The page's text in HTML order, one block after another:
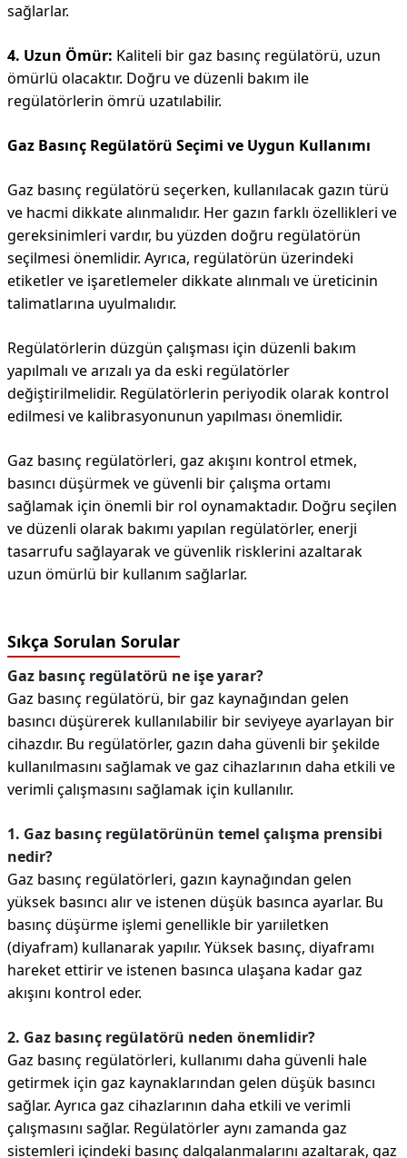
sağlarlar.
4. Uzun Ömür: Kaliteli bir gaz basınç regülatörü, uzun
ömürlü olacaktır. Doğru ve düzenli bakım ile
regülatörlerin ömrü uzatılabilir.
Gaz Basınç Regülatörü Seçimi ve Uygun Kullanımı
Gaz basınç regülatörü seçerken, kullanılacak gazın türü
ve hacmi dikkate alınmalıdır. Her gazın farklı özellikleri ve
gereksinimleri vardır, bu yüzden doğru regülatörün
seçilmesi önemlidir. Ayrıca, regülatörün üzerindeki
etiketler ve işaretlemeler dikkate alınmalı ve üreticinin
talimatlarına uyulmalıdır.
Regülatörlerin düzgün çalışması için düzenli bakım
yapılmalı ve arızalı ya da eski regülatörler
değiştirilmelidir. Regülatörlerin periyodik olarak kontrol
edilmesi ve kalibrasyonunun yapılması önemlidir.
Gaz basınç regülatörleri, gaz akışını kontrol etmek,
basıncı düşürmek ve güvenli bir çalışma ortamı
sağlamak için önemli bir rol oynamaktadır. Doğru seçilen
ve düzenli olarak bakımı yapılan regülatörler, enerji
tasarrufu sağlayarak ve güvenlik risklerini azaltarak
uzun ömürlü bir kullanım sağlarlar.
Sıkça Sorulan Sorular
Gaz basınç regülatörü ne işe yarar?
Gaz basınç regülatörü, bir gaz kaynağından gelen
basıncı düşürerek kullanılabilir bir seviyeye ayarlayan bir
cihazdır. Bu regülatörler, gazın daha güvenli bir şekilde
kullanılmasını sağlamak ve gaz cihazlarının daha etkili ve
verimli çalışmasını sağlamak için kullanılır.
1. Gaz basınç regülatörünün temel çalışma prensibi
nedir?
Gaz basınç regülatörleri, gazın kaynağından gelen
yüksek basıncı alır ve istenen düşük basınca ayarlar. Bu
basınç düşürme işlemi genellikle bir yarıiletken
(diyafram) kullanarak yapılır. Yüksek basınç, diyaframı
hareket ettirir ve istenen basınca ulaşana kadar gaz
akışını kontrol eder.
2. Gaz basınç regülatörü neden önemlidir?
Gaz basınç regülatörleri, kullanımı daha güvenli hale
getirmek için gaz kaynaklarından gelen düşük basıncı
sağlar. Ayrıca gaz cihazlarının daha etkili ve verimli
çalışmasını sağlar. Regülatörler aynı zamanda gaz
sistemleri içindeki basınç dalgalanmalarını azaltarak, gaz